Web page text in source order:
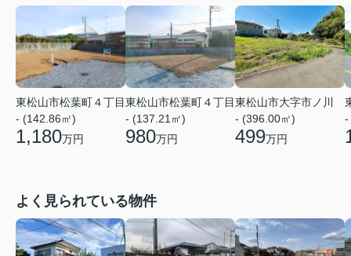
東松山市松葉町４丁目
- (142.86㎡)
1,180万円
東松山市松葉町４丁目
- (137.21㎡)
980万円
東松山市大字市ノ川
- (396.00㎡)
499万円
-
よく見られている物件